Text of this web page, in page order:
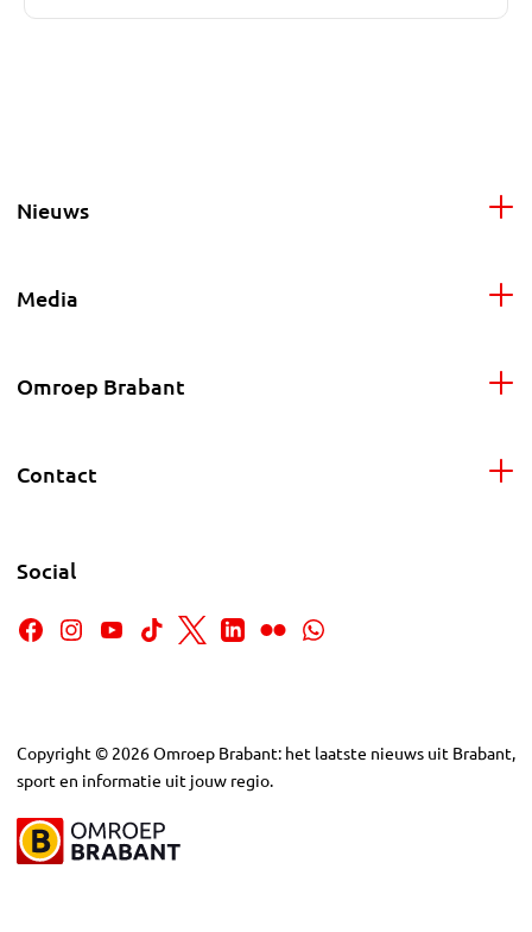
Nieuws
Media
Omroep Brabant
Contact
Social
Copyright © 2026Omroep Brabant: het laatste nieuws uit Brabant,
sport en informatie uit jouw regio.